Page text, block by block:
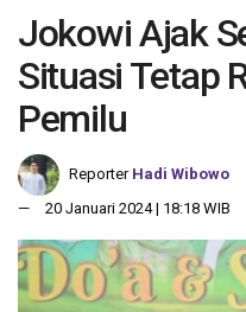
Jokowi Ajak
Situasi Tetap
Pemilu
Reporter Hadi Wibowo
20 Januari 2024 | 18:18 WIB